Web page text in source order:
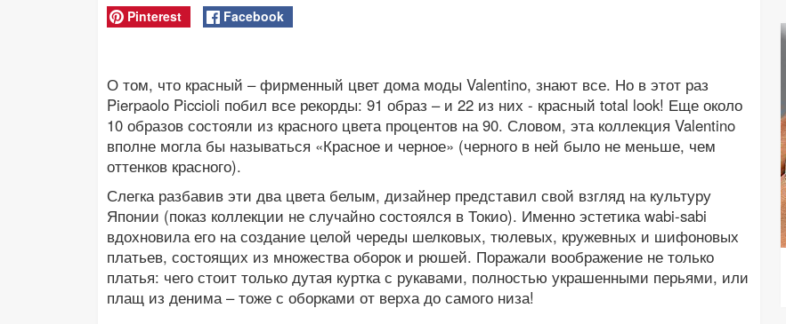
Pinterest Facebook
О том, что красный – фирменный цвет дома моды Valentino, знают все. Но в этот раз
Pierpaolo Piccioli побил все рекорды: 91 образ – и 22 из них - красный total look! Еще около
10 образов состояли из красного цвета процентов на 90. Словом, эта коллекция Valentino
вполне могла бы называться «Красное и черное» (черного в ней было не меньше, чем
оттенков красного).
Слегка разбавив эти два цвета белым, дизайнер представил свой взгляд на культуру
Японии (показ коллекции не случайно состоялся в Токио). Именно эстетика wabi-sabi
вдохновила его на создание целой череды шелковых, тюлевых, кружевных и шифоновых
платьев, состоящих из множества оборок и рюшей. Поражали воображение не только
платья: чего стоит только дутая куртка с рукавами, полностью украшенными перьями, или
плащ из денима – тоже с оборками от верха до самого низа!